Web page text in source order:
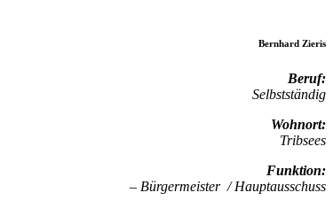
Bernhard Zieris
Beruf:
Selbstständig
Wohnort:
Tribsees
Funktion:
– Bürgermeister / Hauptausschuss